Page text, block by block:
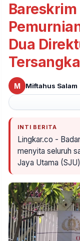
Dua
Tersangka
M Miftahus Salam
INTI BERITA
Lingkar.co -
menyita seluruh
Jaya Utama